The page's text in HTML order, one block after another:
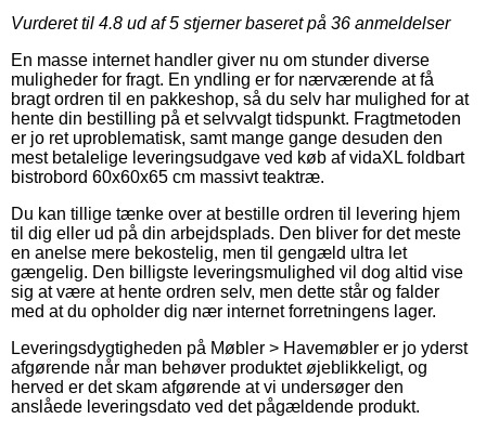
Vurderet til 4.8 ud af 5 stjerner baseret på 36 anmeldelser
En masse internet handler giver nu om stunder diverse
muligheder for fragt. En yndling er for nærværende at få
bragt ordren til en pakkeshop, så du selv har mulighed for at
hente din bestilling på et selvvalgt tidspunkt. Fragtmetoden
er jo ret uproblematisk, samt mange gange desuden den
mest betalelige leveringsudgave ved køb af vidaXL foldbart
bistrobord 60x60x65 cm massivt teaktræ.
Du kan tillige tænke over at bestille ordren til levering hjem
til dig eller ud på din arbejdsplads. Den bliver for det meste
en anelse mere bekostelig, men til gengæld ultra let
gængelig. Den billigste leveringsmulighed vil dog altid vise
sig at være at hente ordren selv, men dette står og falder
med at du opholder dig nær internet forretningens lager.
Leveringsdygtigheden på Møbler > Havemøbler er jo yderst
afgørende når man behøver produktet øjeblikkeligt, og
herved er det skam afgørende at vi undersøger den
anslåede leveringsdato ved det pågældende produkt.